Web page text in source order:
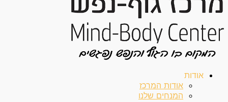
אודות
אודות המרכז
המנחים שלנו